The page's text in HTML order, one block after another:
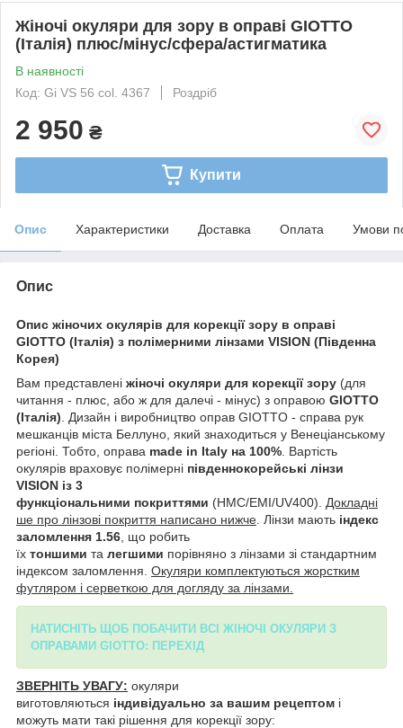
Жіночі окуляри для зору в оправі GIOTTO
(Італія) плюс/мінус/сфера/астигматика
В наявності
Код: Gi VS 56 col. 4367
Роздріб
2 950 ₴
Купити
Опис Характеристики Доставка Оплата Умови
Опис
Опис жіночих окулярів для корекції зору в оправі
GIOTTO (Італія) з полімерними лінзами VISION (Південна
Корея)
Вам представлені жіночі окуляри для корекції зору (для
читання - плюс, або ж для далечі - мінус) з оправою GIOTTO
(Італія) . Дизайн і виробництво оправ GIOTTO - справа рук
мешканців міста Беллуно, який знаходиться у Венеціанському
регіоні. Тобто, оправа made in Italy на 100% . Вартість
окулярів враховує полімерні південнокорейські лінзи
VISION із 3
функціональними покриттями (HMC/EMI/UV400). Докладні
ше про лінзові покриття написано нижче . Лінзи мають індекс
заломлення 1.56 , що робить
їх тоншими та легшими порівняно з лінзами зі стандартним
індексом заломлення. Окуляри комплектуються жорстким
футляром і серветкою для догляду за лінзами.
НАТИСНІТЬ ЩОБ ПОБАЧИТИ ВСІ ЖІНОЧІ ОКУЛЯРИ З
ОПРАВАМИ GIOTTO: ПЕРЕХІД
ЗВЕРНІТЬ УВАГУ: окуляри
виготовляються індивідуально за вашим рецептом і
можуть мати такі рішення для корекції зору: